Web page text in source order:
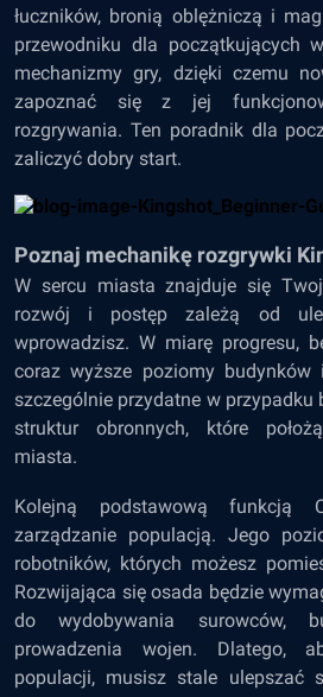
łuczników, bronią oblężniczą i
przewodniku dla początkujących
mechanizmy gry, dzięki czemu
zapoznać się z jej
rozgrywania. Ten poradnik dla
zaliczyć dobry start.
Poznaj mechanikę rozgrywki
W sercu miasta znajduje się
rozwój i postęp zależą od
wprowadzisz. W miarę progresu,
coraz wyższe poziomy budynków
szczególnie przydatne w
struktur obronnych, które
miasta.
Kolejną podstawową funkcją
zarządzanie populacją. Jego
robotników, których możesz
Rozwijająca się osada będzie
do wydobywania surowców,
prowadzenia wojen. Dlatego,
populacji, musisz stale ulepszać